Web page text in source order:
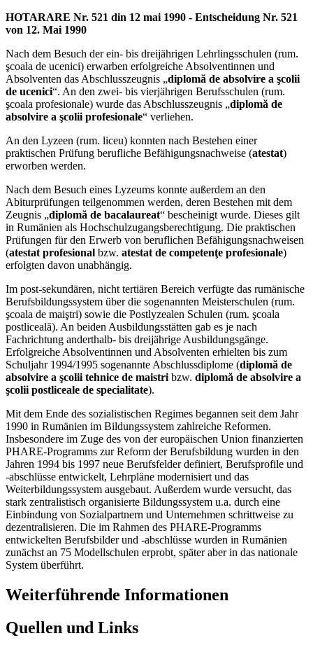
HOTARARE Nr. 521 din 12 mai 1990 - Entscheidung Nr. 521
von 12. Mai 1990
Nach dem Besuch der ein- bis dreijährigen Lehrlingsschulen (rum.
şcoala de ucenici) erwarben erfolgreiche Absolventinnen und
Absolventen das Abschlusszeugnis „diplomă de absolvire a şcolii
de ucenici“. An den zwei- bis vierjährigen Berufsschulen (rum.
şcoala profesionale) wurde das Abschlusszeugnis „diplomă de
absolvire a şcolii profesionale“ verliehen.
An den Lyzeen (rum. liceu) konnten nach Bestehen einer
praktischen Prüfung berufliche Befähigungsnachweise (atestat)
erworben werden.
Nach dem Besuch eines Lyzeums konnte außerdem an den
Abiturprüfungen teilgenommen werden, deren Bestehen mit dem
Zeugnis „diplomă de bacalaureat“ bescheinigt wurde. Dieses gilt
in Rumänien als Hochschulzugangsberechtigung. Die praktischen
Prüfungen für den Erwerb von beruflichen Befähigungsnachweisen
(atestat profesional bzw. atestat de competenţe profesionale)
erfolgten davon unabhängig.
Im post-sekundären, nicht tertiären Bereich verfügte das rumänische
Berufsbildungssystem über die sogenannten Meisterschulen (rum.
şcoala de maiştri) sowie die Postlyzealen Schulen (rum. şcoala
postliceală). An beiden Ausbildungsstätten gab es je nach
Fachrichtung anderthalb- bis dreijährige Ausbildungsgänge.
Erfolgreiche Absolventinnen und Absolventen erhielten bis zum
Schuljahr 1994/1995 sogenannte Abschlussdiplome (diplomă de
absolvire a şcolii tehnice de maistri bzw. diplomă de absolvire a
şcolii postliceale de specialitate).
Mit dem Ende des sozialistischen Regimes begannen seit dem Jahr
1990 in Rumänien im Bildungssystem zahlreiche Reformen.
Insbesondere im Zuge des von der europäischen Union finanzierten
PHARE-Programms zur Reform der Berufsbildung wurden in den
Jahren 1994 bis 1997 neue Berufsfelder definiert, Berufsprofile und
-abschlüsse entwickelt, Lehrpläne modernisiert und das
Weiterbildungssystem ausgebaut. Außerdem wurde versucht, das
stark zentralistisch organisierte Bildungssystem u.a. durch eine
Einbindung von Sozialpartnern und Unternehmen schrittweise zu
dezentralisieren. Die im Rahmen des PHARE-Programms
entwickelten Berufsbilder und -abschlüsse wurden in Rumänien
zunächst an 75 Modellschulen erprobt, später aber in das nationale
System überführt.
Weiterführende Informationen
Quellen und Links